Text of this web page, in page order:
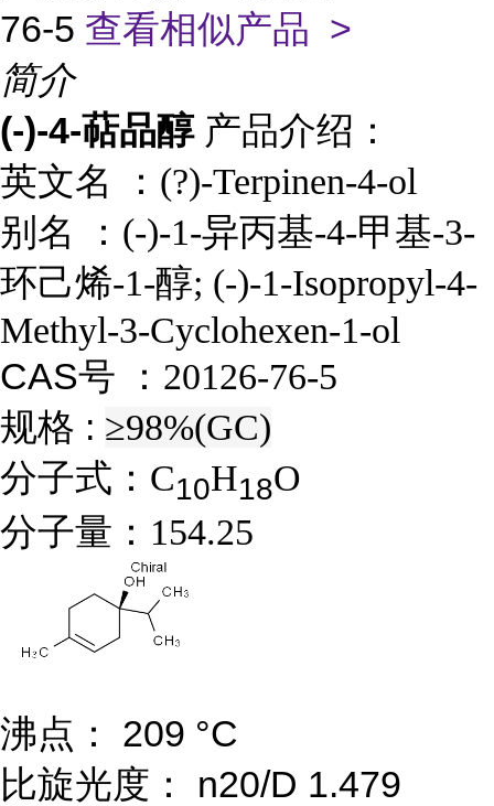
76-5 查看相似产品 >
简介
(-)-4-萜品醇 产品介绍：
英文名 ： (?)-Terpinen-4-ol
别名 ： (-)-1-异丙基-4-甲基-3-
环己烯-1-醇; (-)-1-Isopropyl-4-
Methyl-3-Cyclohexen-1-ol
CAS号 ： 20126-76-5
规格 : ≥98%(GC)
分子式： C10H18O
分子量： 154.25
沸点： 209 °C
比旋光度： n20/D 1.479